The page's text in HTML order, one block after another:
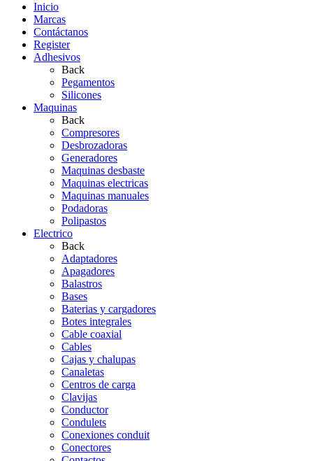
Inicio
Marcas
Contáctanos
Register
Adhesivos
Back
Pegamentos
Silicones
Maquinas
Back
Compresores
Desbrozadoras
Generadores
Maquinas desbaste
Maquinas electricas
Maquinas manuales
Podadoras
Polipastos
Electrico
Back
Adaptadores
Apagadores
Balastros
Bases
Baterias y cargadores
Botes integrales
Cable coaxial
Cables
Cajas y chalupas
Canaletas
Centros de carga
Clavijas
Conductor
Condulets
Conexiones conduit
Conectores